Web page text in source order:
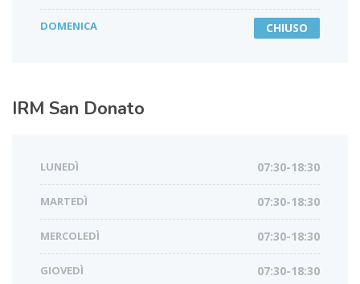
DOMENICA CHIUSO
IRM San Donato
LUNEDÌ 07:30-18:30
MARTEDÌ 07:30-18:30
MERCOLEDÌ 07:30-18:30
GIOVEDÌ 07:30-18:30